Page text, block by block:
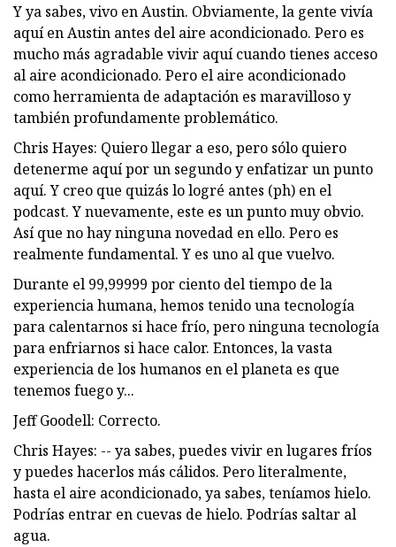
Y ya sabes, vivo en Austin. Obviamente, la gente vivía
aquí en Austin antes del aire acondicionado. Pero es
mucho más agradable vivir aquí cuando tienes acceso
al aire acondicionado. Pero el aire acondicionado
como herramienta de adaptación es maravilloso y
también profundamente problemático.
Chris Hayes: Quiero llegar a eso, pero sólo quiero
detenerme aquí por un segundo y enfatizar un punto
aquí. Y creo que quizás lo logré antes (ph) en el
podcast. Y nuevamente, este es un punto muy obvio.
Así que no hay ninguna novedad en ello. Pero es
realmente fundamental. Y es uno al que vuelvo.
Durante el 99,99999 por ciento del tiempo de la
experiencia humana, hemos tenido una tecnología
para calentarnos si hace frío, pero ninguna tecnología
para enfriarnos si hace calor. Entonces, la vasta
experiencia de los humanos en el planeta es que
tenemos fuego y...
Jeff Goodell: Correcto.
Chris Hayes: -- ya sabes, puedes vivir en lugares fríos
y puedes hacerlos más cálidos. Pero literalmente,
hasta el aire acondicionado, ya sabes, teníamos hielo.
Podrías entrar en cuevas de hielo. Podrías saltar al
agua.